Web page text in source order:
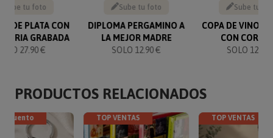
Sube tu foto
DE PLATA CON
GRABADA
27.90 €
Sube tu foto
DIPLOMA PERGAMINO A
LA MEJOR MADRE
SOLO 12.90 €
Sube tu
COPA DE VINO
CON
SOLO 12.90
PRODUCTOS RELACIONADOS
TOP VENTAS TOP VENTAS